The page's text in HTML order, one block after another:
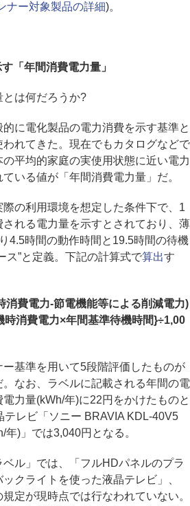
ナー対象製品の詳細)。
「年間消費電力量」
は何だろうか?
に電化製品の電力消費を示す基準と
れてきた。現在でもカタログなどで
平均的家庭の実使用状態に近い電力
いる値が「年間消費電力量」だ。
の利用環境を想定した条件下で、1
れる電力量を示すとされており、薄
4.5時間の動作時間と19.5時間の待機
ス”と定義。下記の計算式で算出す
消費電力-節電機能等による削減電力)
時消費電力×年間基準待機時間}÷1,00
基準を用いて5段階評価したものが
。なお、ラベルに記載される年間の電
力量(kWh/年)に22円をかけたものと
テレビ「ソニー BRAVIA KDL-40V5
)」では3,040円となる。
ル」では、「フルHDパネルのプラ
クライトを使った液晶テレビ」、
規定が現時点では行なわれていない。